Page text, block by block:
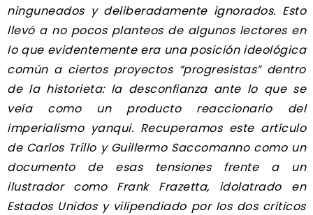
ninguneados y deliberadamente ignorados. Esto
llevó a no pocos planteos de algunos lectores en
lo que evidentemente era una posición ideológica
común a ciertos proyectos “progresistas” dentro
de la historieta: la desconfianza ante lo que se
veía como un producto reaccionario del
imperialismo yanqui. Recuperamos este artículo
de Carlos Trillo y Guillermo Saccomanno como un
documento de esas tensiones frente a un
ilustrador como Frank Frazetta, idolatrado en
Estados Unidos y vilipendiado por los dos críticos